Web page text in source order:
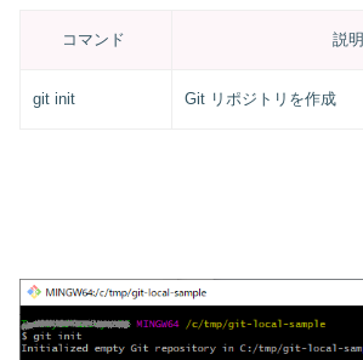
コマンド 説明
git init Git リポジトリを作成